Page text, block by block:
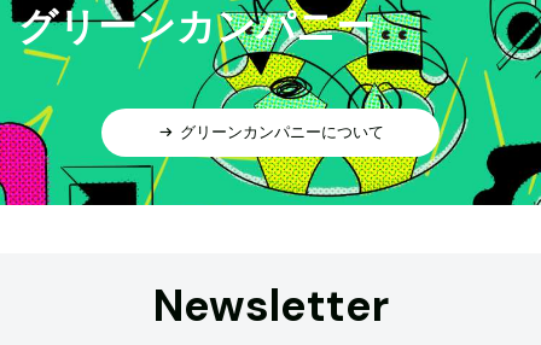
グリーンカンパニー
グリーンカンパニーについて
Newsletter